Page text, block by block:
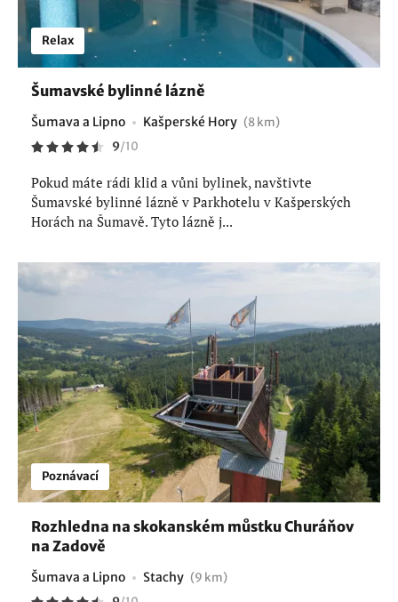
Relax
Šumavské bylinné lázně
Šumava a Lipno Kašperské Hory (8 km)
9/10
Pokud máte rádi klid a vůni bylinek, navštivte
Šumavské bylinné lázně v Parkhotelu v Kašperských
Horách na Šumavě. Tyto lázně j...
Poznávací
Rozhledna na skokanském můstku Churáňov
na Zadově
Šumava a Lipno Stachy (9 km)